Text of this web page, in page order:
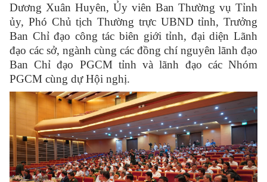
Dương Xuân Huyên, Ủy viên Ban Thường vụ Tỉnh
ủy, Phó Chủ tịch Thường trực UBND tỉnh, Trưởng
Ban Chỉ đạo công tác biên giới tỉnh, đại diện Lãnh
đạo các sở, ngành cùng các đồng chí nguyên lãnh đạo
Ban Chỉ đạo PGCM tỉnh và lãnh đạo các Nhóm
PGCM cùng dự Hội nghị.